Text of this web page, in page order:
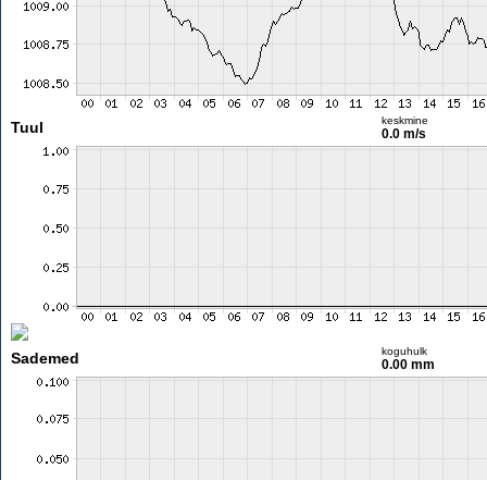
Tuul keskmine
0.0 m/s
Sademed koguhulk
0.00 mm